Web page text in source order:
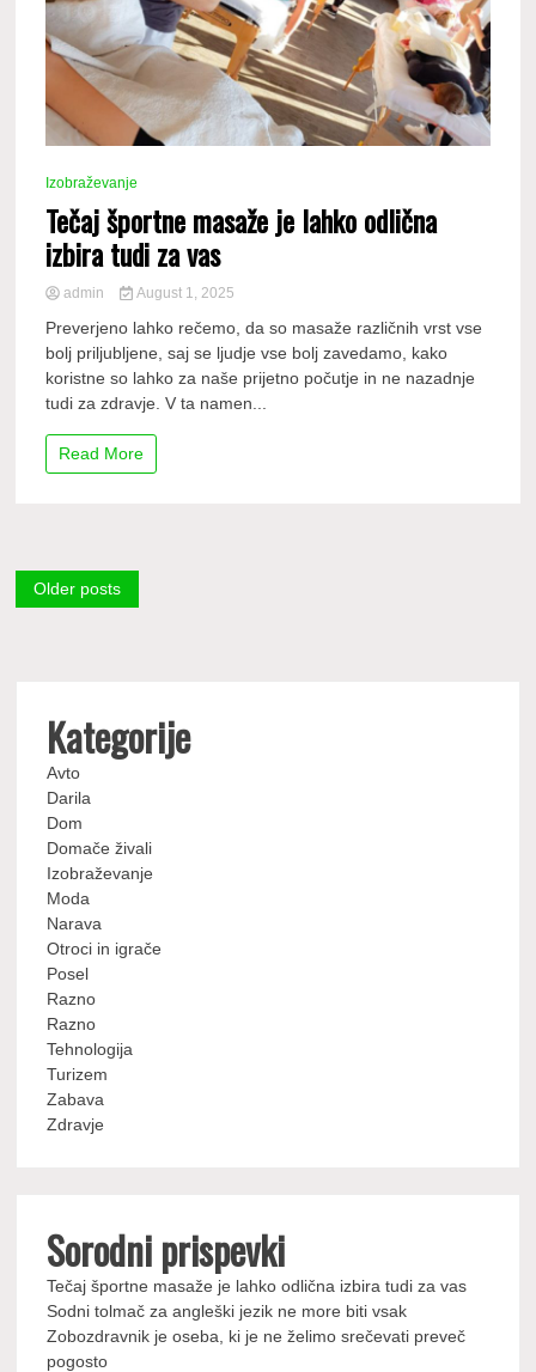
Izobraževanje
Tečaj športne masaže je lahko odlična
izbira tudi za vas
admin August 1, 2025
Preverjeno lahko rečemo, da so masaže različnih vrst vse
bolj priljubljene, saj se ljudje vse bolj zavedamo, kako
koristne so lahko za naše prijetno počutje in ne nazadnje
tudi za zdravje. V ta namen...
Read More
Posts
Older posts
Kategorije
Avto
Darila
Dom
Domače živali
Izobraževanje
Moda
Narava
Otroci in igrače
Posel
Razno
Razno
Tehnologija
Turizem
Zabava
Zdravje
Sorodni prispevki
Tečaj športne masaže je lahko odlična izbira tudi za vas
Sodni tolmač za angleški jezik ne more biti vsak
Zobozdravnik je oseba, ki je ne želimo srečevati preveč
pogosto